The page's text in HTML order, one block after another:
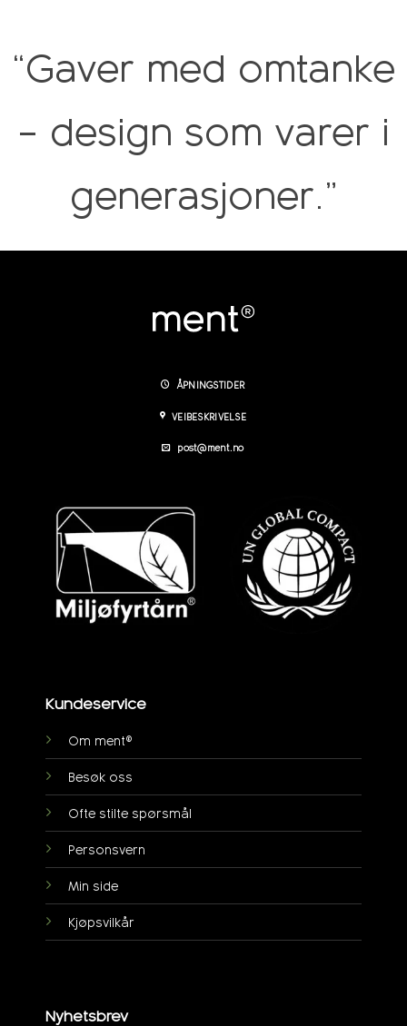
“Gaver med omtanke
– design som varer i
generasjoner.”
ÅPNINGSTIDER
VEIBESKRIVELSE
post@ment.no
Kundeservice
Om ment®
Besøk oss
Ofte stilte spørsmål
Personsvern
Min side
Kjøpsvilkår
Nyhetsbrev